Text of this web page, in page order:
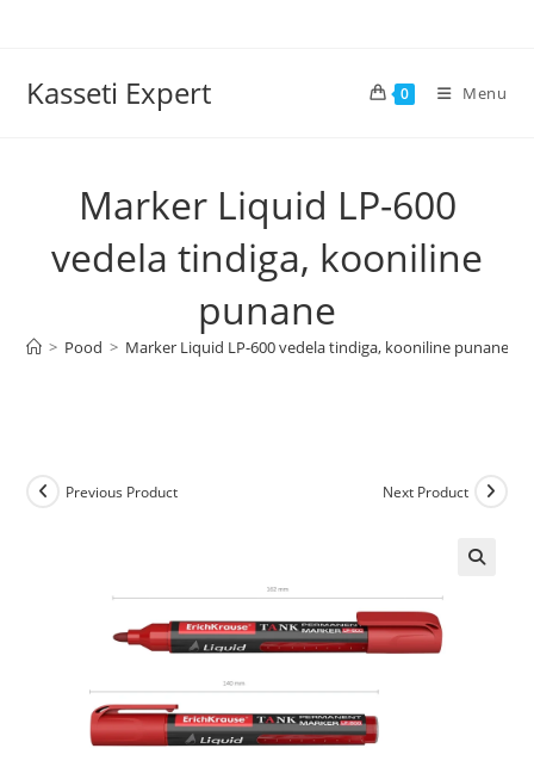
Kasseti Expert 0 Menu
Marker Liquid LP-600
vedela tindiga, kooniline
punane
> Pood > Marker Liquid LP-600 vedela tindiga, kooniline punane
Previous Product Next Product